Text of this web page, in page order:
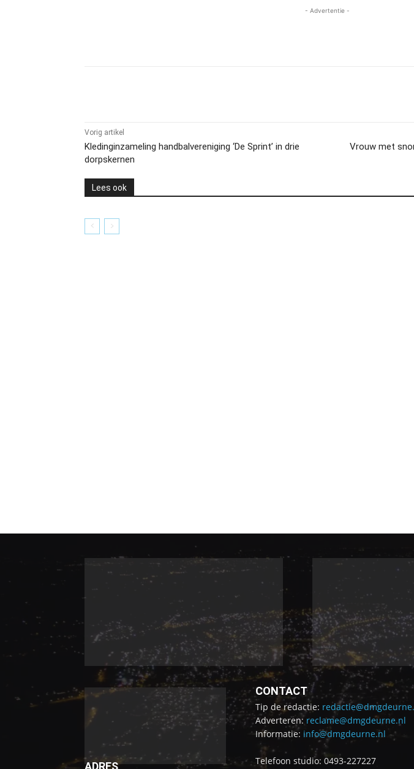
- Advertentie -
Vorig artikel
Kledinginzameling handbalvereniging ‘De Sprint’ in drie
dorpskernen
Vrouw met
Lees ook
CONTACT
Tip de redactie:
Adverteren: reclame@dmgdeurne.nl
Informatie: info@dmgdeurne.nl
Telefoon studio: 0493-227227